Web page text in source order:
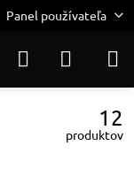
Panel používateľa
12
produktov